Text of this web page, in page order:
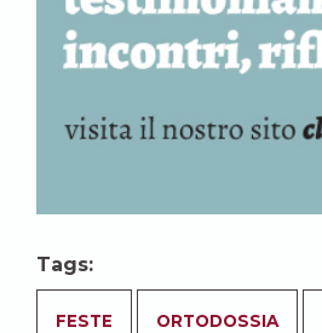
Tags:
FESTE ORTODOSSIA